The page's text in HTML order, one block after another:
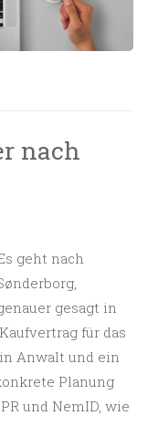
nach
geht nach
gesagt in
für das
Anwalt und ein
Planung
und NemID, wie